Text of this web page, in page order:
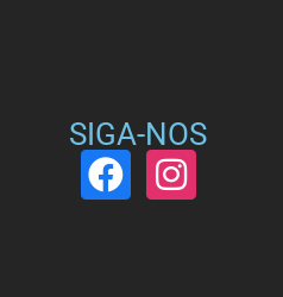
SIGA-NOS